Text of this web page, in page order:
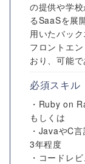
の提供や学
るSaaSを展
用いたバッ
フロントエ
おり、可能
必須スキル
・Ruby on
もしくは
・JavaやC
3年程度
・コードレ